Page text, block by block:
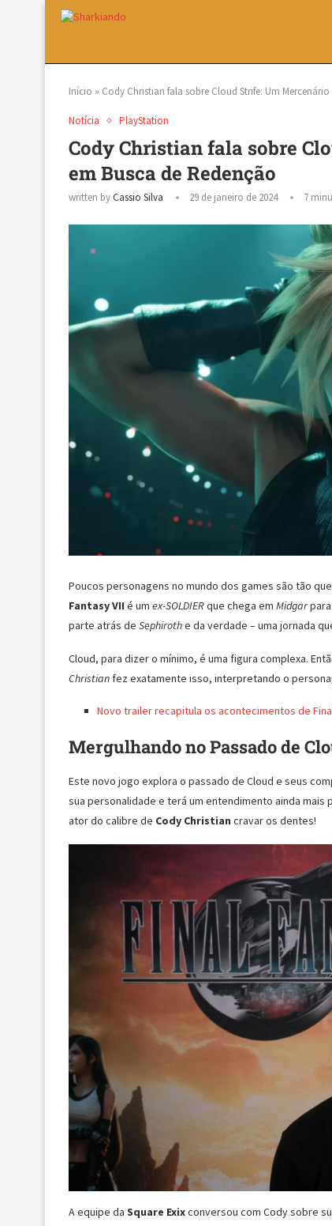
Início » Cody Christian fala sobre Cloud Strife: Um
Notícia PlayStation
Cody Christian fala sobre
em Busca de Redenção
written byCassio Silva 29 de janeiro de 2024 7
Poucos personagens no mundo dos games são tão
Fantasy VII é um ex-SOLDIERque chega em Midgar
parte atrás de Sephirothe da verdade – uma jornada
Cloud, para dizer o mínimo, é uma figura complexa.
Christian fez exatamente isso, interpretando o
Novo trailer recapitula os acontecimentos de
Mergulhando no Passado de
Este novo jogo explora o passado de Cloud e seus
sua personalidade e terá um entendimento ainda
ator do calibre de Cody Christian cravar os dentes!
A equipe da Square Exixconversou com Cody sobre